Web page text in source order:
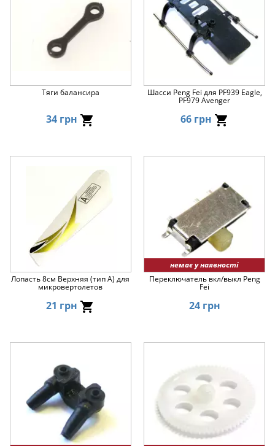
Тяги балансира
34 грн
Шасси Peng Fei для PF939 Eagle,
PF979 Avenger
66 грн
Лопасть 8см Верхняя (тип A) для
микровертолетов
21 грн
немає у наявності
Переключатель вкл/выкл Peng
Fei
24 грн